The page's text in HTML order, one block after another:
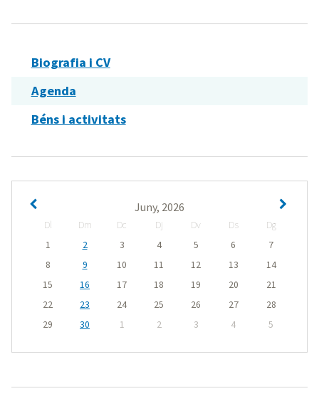
Biografia i CV
Agenda
Béns i activitats
Juny, 2026
Dl Dm Dc Dj Dv Ds
Dg
1
2 3 4 5 6
7
8
9 10 11 12 13
14
15
16 17 18 19 20
21
22
23 24 25 26 27
28
29
30 1 2 3 4 5